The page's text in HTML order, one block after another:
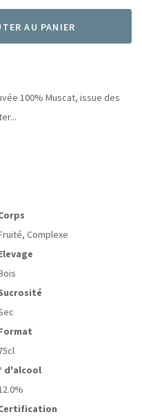
AU PANIER
100% Muscat, issue des
Complexe
d'alcool